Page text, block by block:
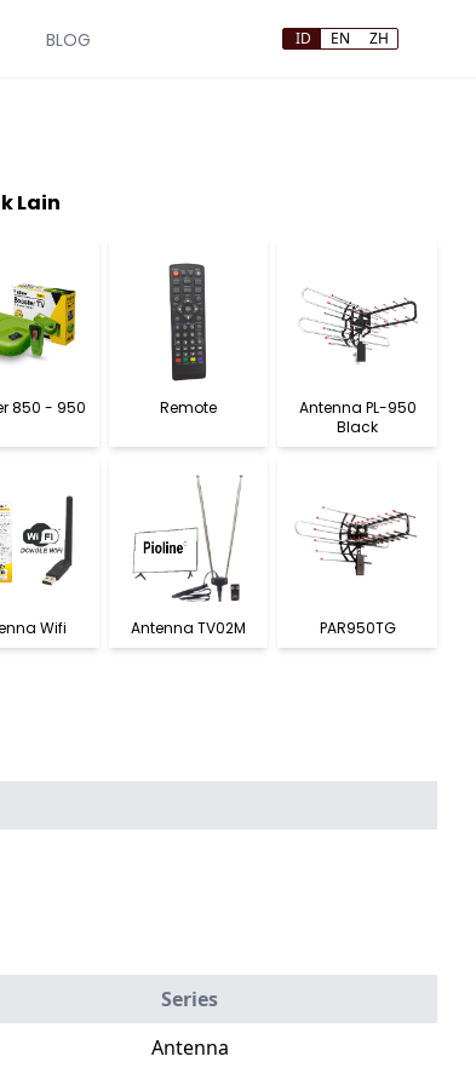
BLOG ID EN ZH
Lain
850 - 950 Remote
Antenna PL-950
Black
Wifi Antenna TV02M PAR950TG
Series
Antenna